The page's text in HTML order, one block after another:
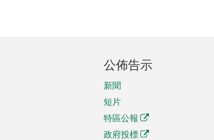
公佈告示
新聞
短片
特區公報
政府投標